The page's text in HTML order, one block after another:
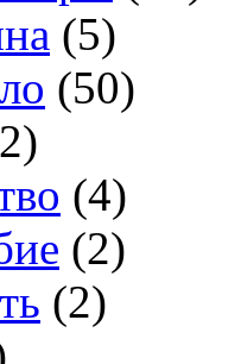
(5)
(50)
(4)
(2)
(2)